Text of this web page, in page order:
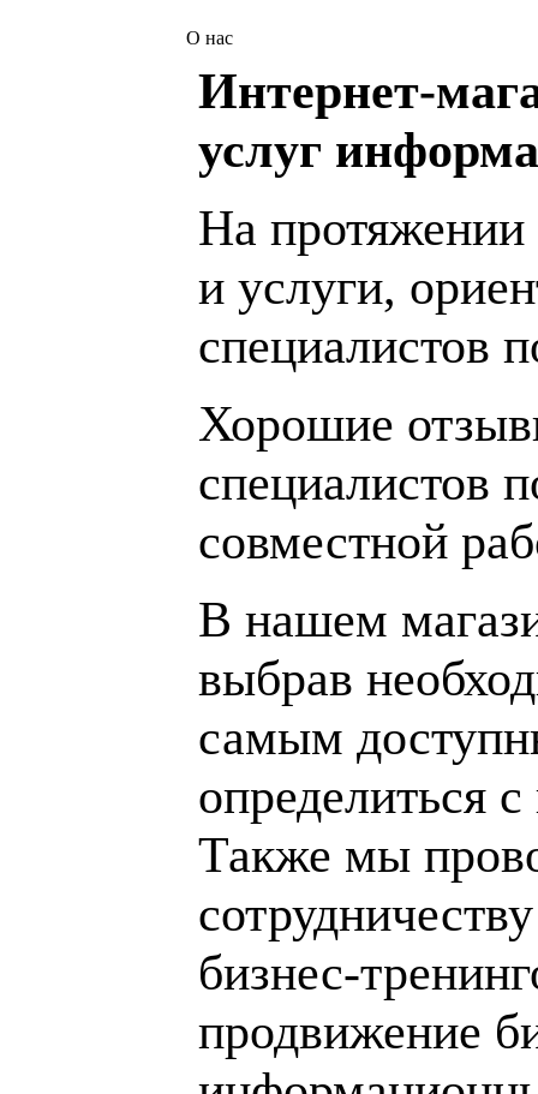
О нас
Интернет-
услуг
На протяжении
и услуги,
специалистов
Хорошие
специалистов
совместной
В нашем
выбрав
самым
определиться
Также мы
бизнес-
продвижение